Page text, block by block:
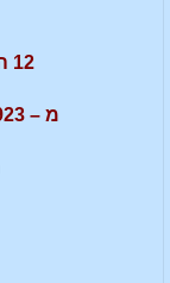
12 הרצאות שניתנו בדורנאך שוויץ
מ – 19.10.1923 עד 11.11.1923 GA 230